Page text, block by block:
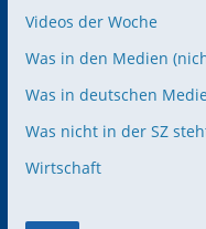
Videos der Woche
Was in den Medien
Was in deutschen
Was nicht in der SZ
Wirtschaft